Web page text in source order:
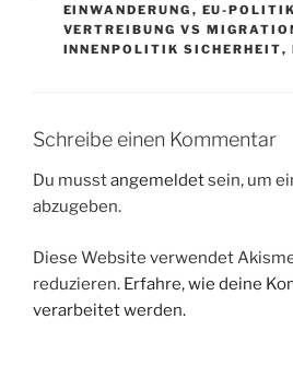
EINWANDERUNG , EU-POLITIK
VERTREIBUNG VS
INNENPOLITIK SICHERHEIT,
Schreibe einen Kommentar
Du musstangemeldetsein, um
abzugeben.
Diese Website verwendet
reduzieren. Erfahre, wie deine
verarbeitet werden.